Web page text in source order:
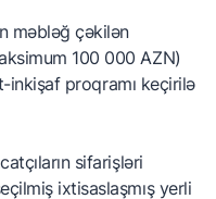
məbləğ çəkilən
100 000 AZN)
inkişaf proqramı keçirilə
sifarişləri
ixtisaslaşmış yerli